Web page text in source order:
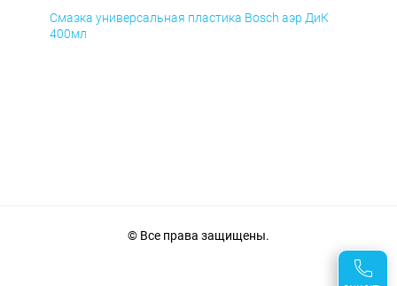
Смазка универсальная пластика Bosch аэр ДиК
400мл
© Все права защищены.